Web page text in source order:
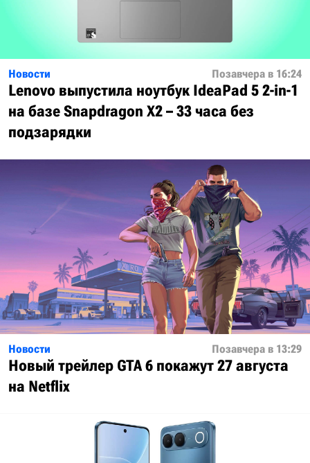
Новости Позавчера в 16:24
Lenovo выпустила ноутбук IdeaPad 5 2-in-1
на базе Snapdragon X2 – 33 часа без
подзарядки
Новости Позавчера в 13:29
Новый трейлер GTA 6 покажут 27 августа
на Netflix